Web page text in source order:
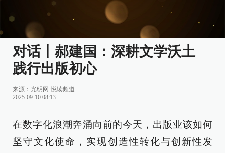
对话丨郝建国：深耕文学沃土
践行出版初心
来源： 光明网-悦读频道
2025-09-10 08:13
在数字化浪潮奔涌向前的今天，出版业该如何
坚守文化使命，实现创造性转化与创新性发